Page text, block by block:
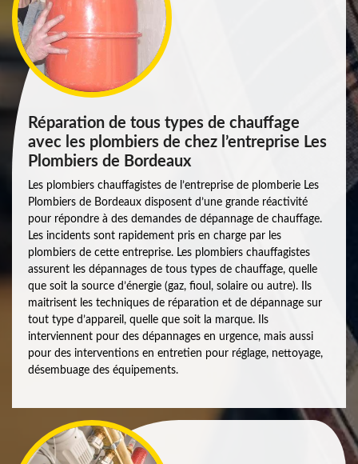
Réparation de tous types de chauffage
avec les plombiers de chez l’entreprise Les
Plombiers de Bordeaux
Les plombiers chauffagistes de l’entreprise de plomberie Les
Plombiers de Bordeaux disposent d’une grande réactivité
pour répondre à des demandes de dépannage de chauffage.
Les incidents sont rapidement pris en charge par les
plombiers de cette entreprise. Les plombiers chauffagistes
assurent les dépannages de tous types de chauffage, quelle
que soit la source d’énergie (gaz, fioul, solaire ou autre). Ils
maitrisent les techniques de réparation et de dépannage sur
tout type d’appareil, quelle que soit la marque. Ils
interviennent pour des dépannages en urgence, mais aussi
pour des interventions en entretien pour réglage, nettoyage,
désembuage des équipements.